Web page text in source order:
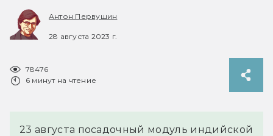
Антон Первушин
28 августа 2023 г.
78476
6 минут на чтение
23 августа посадочный модуль индийской